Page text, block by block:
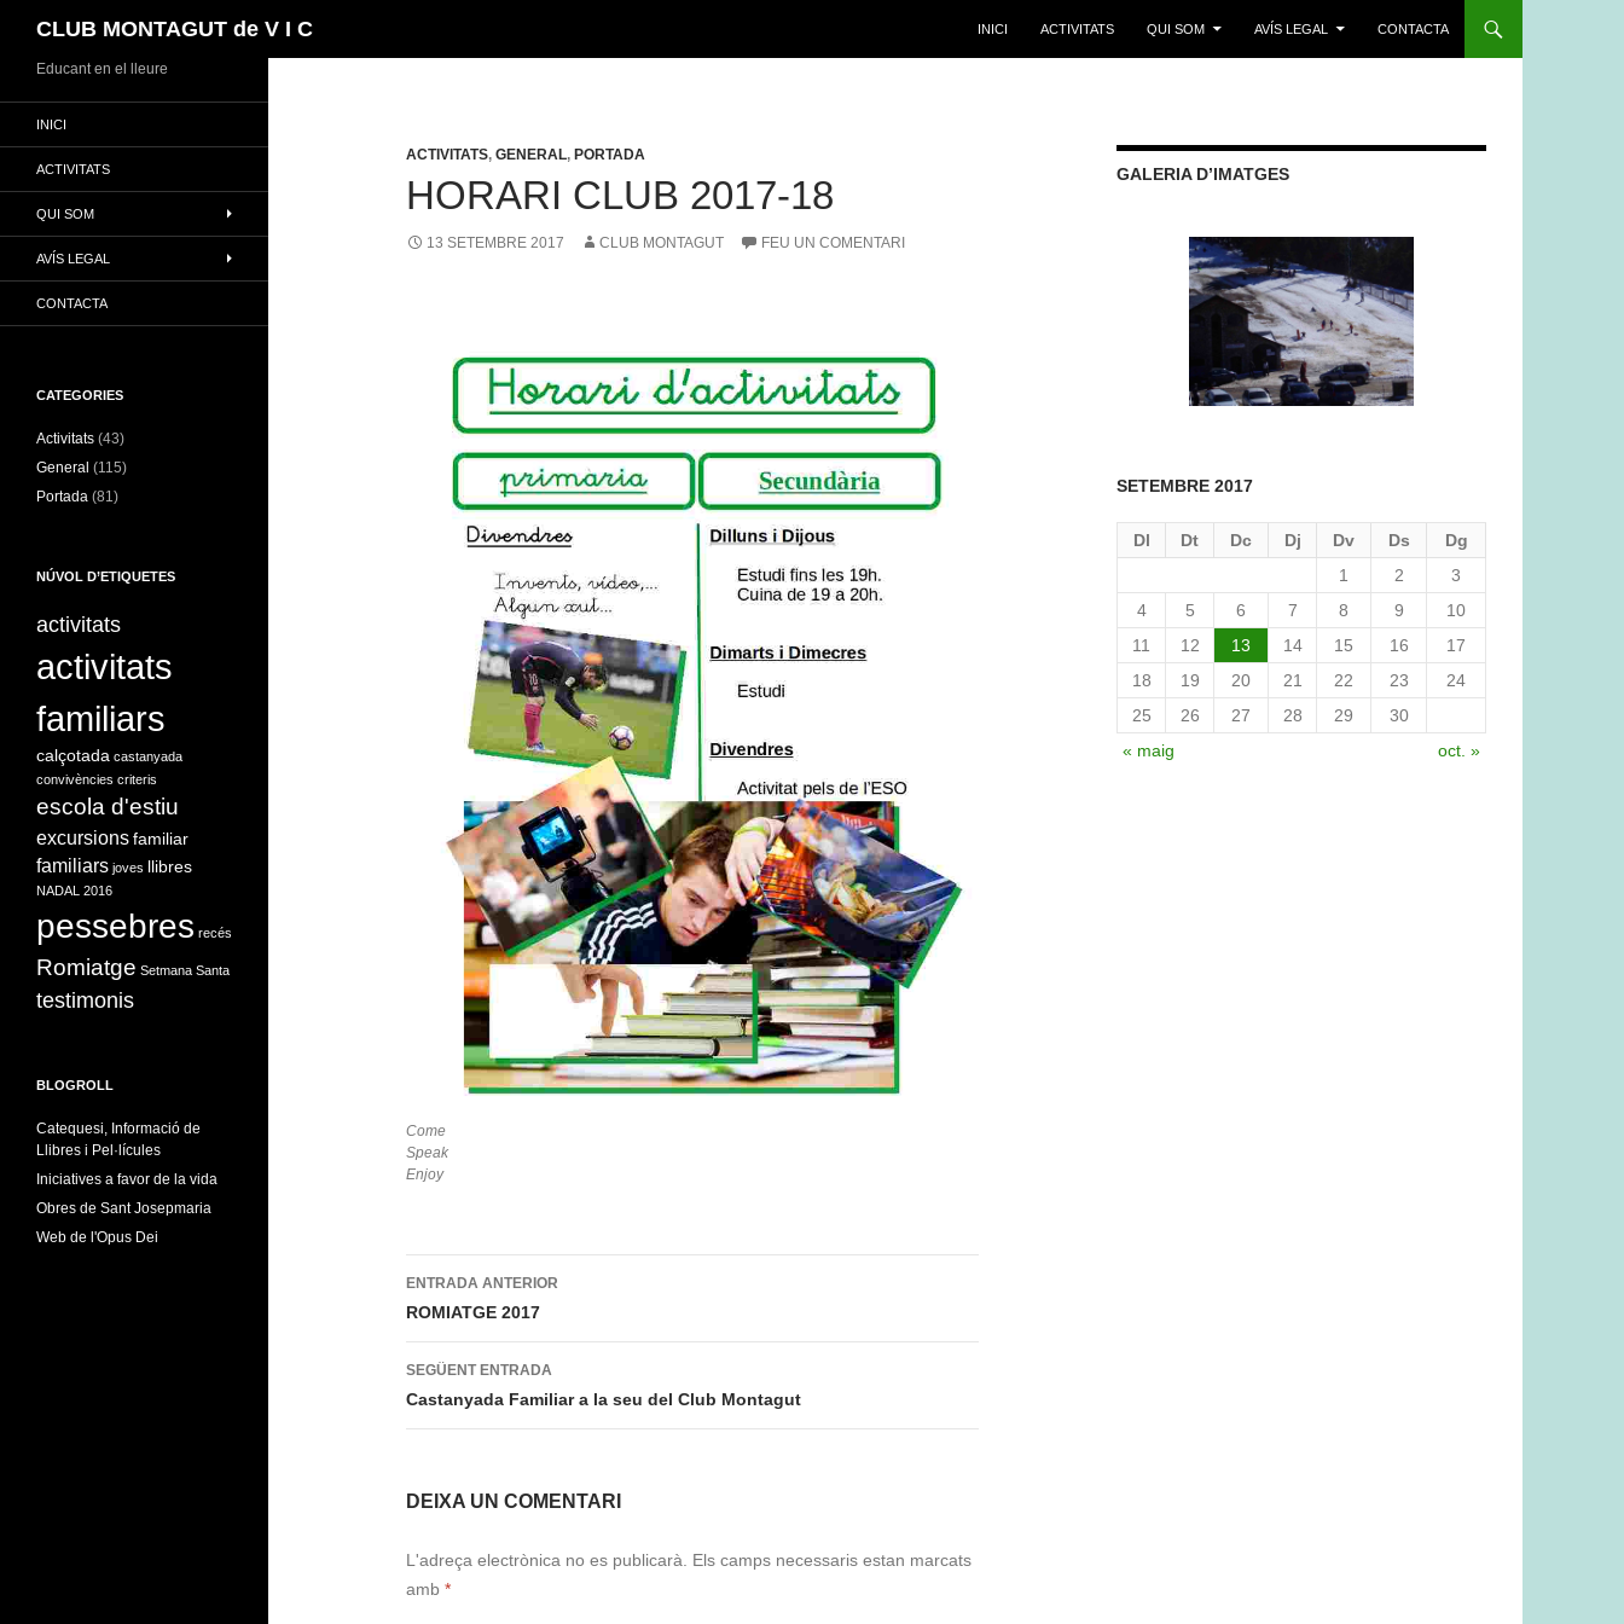
al
contingut
CLUB MONTAGUT de V I C INICI ACTIVITATS QUI SOM AVÍS LEGAL CONTACTA
ACTIVITATS, GENERAL, PORTADA
HORARI CLUB 2017-18
13 SETEMBRE 2017 CLUB MONTAGUT FEU UN COMENTARI
Come
Speak
Enjoy
Navegació
per
les
entrades
ENTRADA ANTERIOR
ROMIATGE 2017
SEGÜENT ENTRADA
Castanyada Familiar a la seu del Club Montagut
DEIXA UN COMENTARI
L'adreça electrònica no es publicarà. Els camps necessaris estan marcats
amb *
GALERIA D’IMATGES
SETEMBRE 2017
Dl Dt Dc Dj Dv Ds
Dg
1
2
3
4
5 6 7 8 9
10
11
12 13 14 15 16
17
18
19 20 21 22 23
24
25
26 27 28 29
30
« maig
oct. »
Educant en el lleure
INICI
ACTIVITATS
QUI SOM
AVÍS LEGAL
CONTACTA
CATEGORIES
Activitats (43)
General (115)
Portada (81)
NÚVOL D’ETIQUETES
activitats
activitats
familiars
calçotada castanyada
convivències criteris
escola d'estiu
excursions familiar
familiars joves llibres
NADAL 2016
pessebres recés
Romiatge Setmana Santa
testimonis
BLOGROLL
Catequesi, Informació de
Llibres i Pel·lícules
Iniciatives a favor de la vida
Obres de Sant Josepmaria
Web de l'Opus Dei